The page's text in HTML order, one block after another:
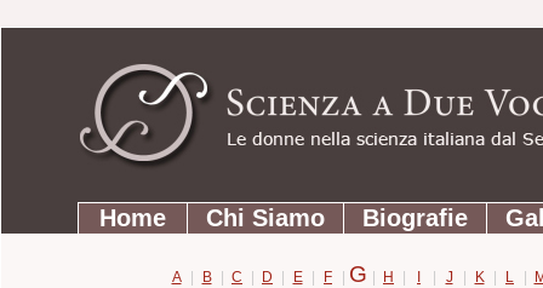
contenuti.
Strumenti
personali
SezioniHome Chi Siamo Biografie
A | B | C | D | E | F | G | H | I | J | K | L |